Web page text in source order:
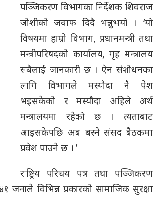
पञ्जिकरण विभागका निर्देशक शिवराज
जोशीको जवाफ दिदै भन्नुभयो । ‘यो
विषयमा हाम्रो विभाग, प्रधानमन्त्री तथा
मन्त्रीपरिषदको कार्यालय, गृह मन्त्रालय
सबैलाई जानकारी छ । ऐन संशोधनका
लागि विभागले मस्यौदा नै पेश
भइसकेको र मस्यौदा अहिले अर्थ
मन्त्रालयमा रहेको छ । त्यताबाट
आइसकेपछि अब बस्ने संसद बैठकमा
प्रवेश पाउने छ । ’
राष्ट्रिय परिचय पत्र तथा पञ्जिकरण
विभिन्न प्रकारको सामाजिक सुरक्षा